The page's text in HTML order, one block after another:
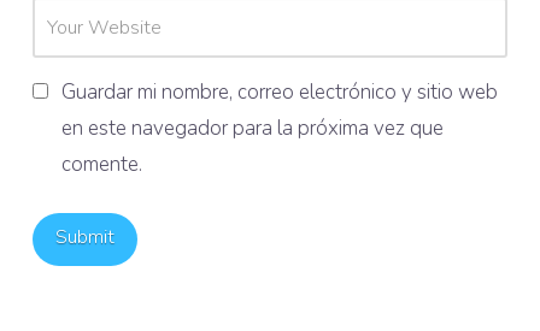
Guardar mi nombre, correo electrónico y sitio web
en este navegador para la próxima vez que
comente.